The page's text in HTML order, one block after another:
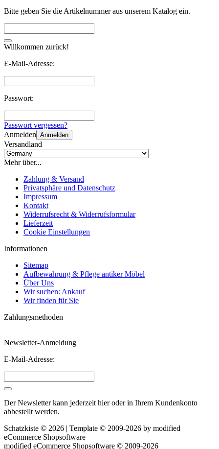
Bitte geben Sie die Artikelnummer aus unserem Katalog ein.
Willkommen zurück!
E-Mail-Adresse:
Passwort:
Passwort vergessen?
Anmelden Anmelden
Versandland
Mehr über...
Zahlung & Versand
Privatsphäre und Datenschutz
Impressum
Kontakt
Widerrufsrecht & Widerrufsformular
Lieferzeit
Cookie Einstellungen
Informationen
Sitemap
Aufbewahrung & Pflege antiker Möbel
Über Uns
Wir suchen: Ankauf
Wir finden für Sie
Zahlungsmethoden
Newsletter-Anmeldung
E-Mail-Adresse:
Der Newsletter kann jederzeit hier oder in Ihrem Kundenkonto
abbestellt werden.
Schatzkiste © 2026 | Template © 2009-2026 by modified
eCommerce Shopsoftware
modified eCommerce Shopsoftware © 2009-2026